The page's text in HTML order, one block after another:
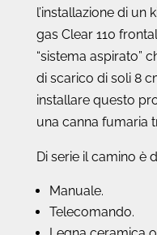
l’installazione di un
gas Clear 110
“sistema aspirato”
di scarico di soli 8
installare questo
una canna fumaria
Di serie il camino è
Manuale.
Telecomando.